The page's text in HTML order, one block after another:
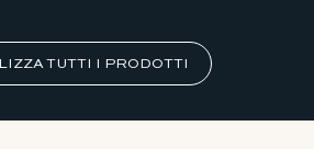
TUTTI I PRODOTTI